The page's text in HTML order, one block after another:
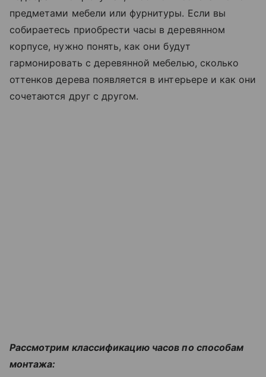
предметами мебели или фурнитуры. Если вы
собираетесь приобрести часы в деревянном
корпусе, нужно понять, как они будут
гармонировать с деревянной мебелью, сколько
оттенков дерева появляется в интерьере и как они
сочетаются друг с другом.
Рассмотрим классификацию часов по способам
монтажа: